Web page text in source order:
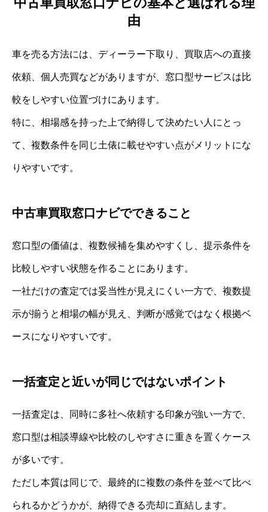
由
車を売る方法には、ディーラー下取り、買取店への直接
依頼、個人売買などがありますが、窓口型サービスは比
較をしやすい位置づけにあります。
特に、相場感を持った上で納得して決めたい人にとっ
て、複数条件を同じ土俵に載せやすい点がメリットにな
りやすいです。
中古車買取窓口ナビでできること
窓口型の価値は、複数候補を集めやすくし、提示条件を
比較しやすい状態を作ることにあります。
一社だけの査定では妥当性が見えにくい一方で、複数提
示が揃うと相場の幅が見え、判断が感覚ではなく根拠ベ
ースになりやすいです。
一括査定と近いが同じではないポイント
一括査定は、同時に多社へ依頼する印象が強い一方で、
窓口型は相談導線や比較のしやすさに重きを置くケース
が多いです。
ただし本質は同じで、最終的に複数の条件を並べて比べ
られるかどうかが、納得できる売却に直結します。